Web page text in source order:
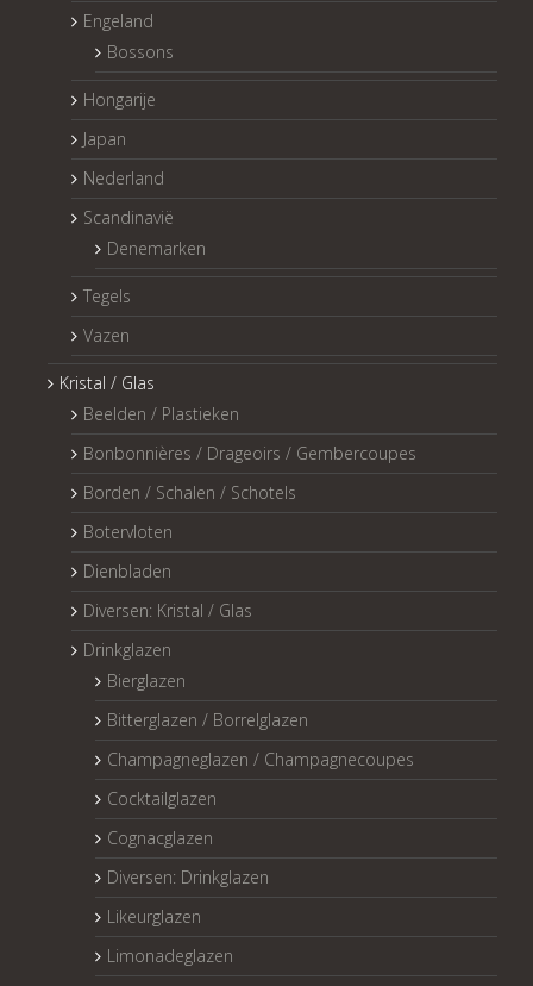
Engeland
Bossons
Hongarije
Japan
Nederland
Scandinavië
Denemarken
Tegels
Vazen
Kristal / Glas
Beelden / Plastieken
Bonbonnières / Drageoirs / Gembercoupes
Borden / Schalen / Schotels
Botervloten
Dienbladen
Diversen: Kristal / Glas
Drinkglazen
Bierglazen
Bitterglazen / Borrelglazen
Champagneglazen / Champagnecoupes
Cocktailglazen
Cognacglazen
Diversen: Drinkglazen
Likeurglazen
Limonadeglazen